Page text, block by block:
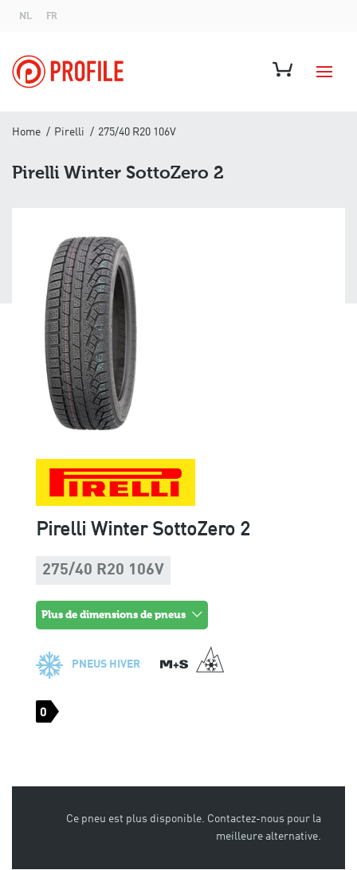
NL FR
Home Pirelli 275/40 R20 106V
Pirelli Winter SottoZero 2
Pirelli Winter SottoZero 2
275/40 R20 106V
plus de dimensions de pneus
PNEUS HIVER
0
Ce pneu est plus disponible. Contactez-nous pour la
meilleure alternative.